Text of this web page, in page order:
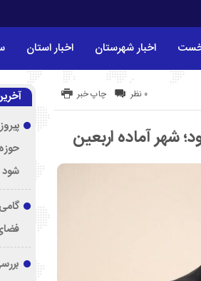
اخبار شهرستان اخبار استان
چاپ خبر ۰ نظر
شهر آماده اربعین
شود